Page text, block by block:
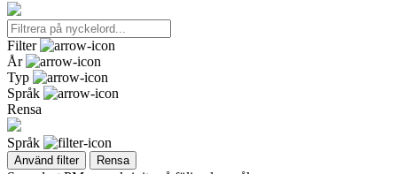
Filter
År
Typ
Språk
Rensa
Språk
Använd filter Rensa